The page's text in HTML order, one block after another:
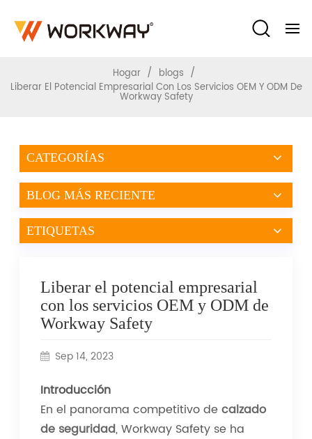
Hogar / blogs /
Liberar El Potencial Empresarial Con Los Servicios OEM Y ODM De
Workway Safety
CATEGORÍAS
BLOG MÁS RECIENTE
ETIQUETAS
Liberar el potencial empresarial
con los servicios OEM y ODM de
Workway Safety
Sep 14, 2023
Introducción
En el panorama competitivo decalzado
de seguridad, Workway Safety se ha